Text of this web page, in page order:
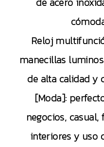
Reloj
manecillas
de alta calidad y
[Moda]:
negocios,
interiores y uso